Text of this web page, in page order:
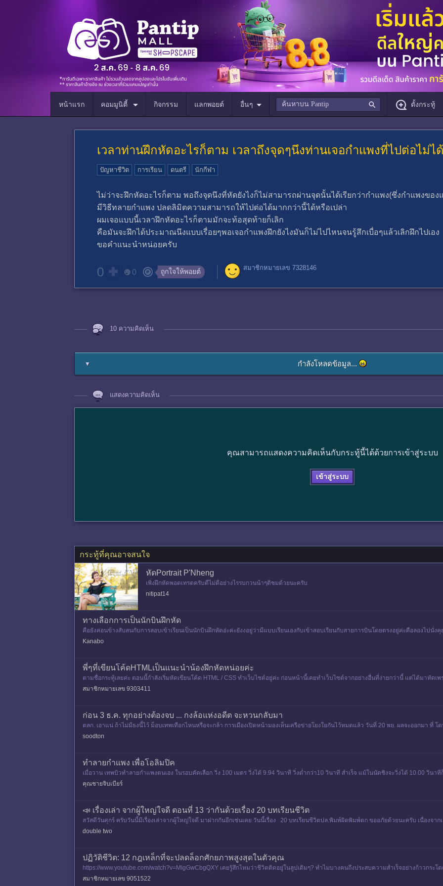
หน้าแรก คอมมูนิตี้ กิจกรรม แลกพอยต์ อื่นๆ ตั้งกระทู้
เวลาท่านฝึกหัดอะไรก็ตาม เวลาถึงจุดๆนึงท่านเจอกำแพงที่ไปต่อไม่
ปัญหาชีวิต การเรียน ดนตรี นักกีฬา
ไม่ว่าจะฝึกหัดอะไรก็ตาม พอถึงจุดนึงที่หัดยังไงก็ไม่สามารถผ่านจุดนั้นได้เรียกว่ากำแพง(ซึ่งกำแพงขอ
มีวิธีทลายกำแพง ปลดลิมิตความสามารถให้ไปต่อได้มากกว่านี้ได้หรือเปล่า
ผมเจอแบบนี้เวลาฝึกหัดอะไรก็ตามมักจะท้อสุดท้ายก็เลิก
คือมันจะฝึกได้ประมาณนึงแบบเรื่อยๆพอเจอกำแพงฝึกยังไงมันก็ไม่ไปไหนจนรู้สึกเบื่อๆแล้วเลิกฝึกไปเอง
ขอคำแนะนำหน่อยครับ
0 0 ถูกใจให้พอยต์ สมาชิกหมายเลข 7328146
10 ความคิดเห็น
▼ กำลังโหลดข้อมูล...
แสดงความคิดเห็น
คุณสามารถแสดงความคิดเห็นกับกระทู้นี้ได้ด้วยการเข้าสู่ระบบ
เข้าสู่ระบบ
กระทู้ที่คุณอาจสนใจ
หัดPortrait P'Nheng
เพิ่งฝึกหัดพอตเทรตครับดีไม่ดีอย่างไรรบกวนน้าๆติชมด้วยนะครับ
nitipat14
ทางเลือกการเป็นนักบินฝึกหัด
คือยังค่อนข้างสับสนกับการสอบเข้าเรียนเป็นนักบินฝึกหัดอ่ะค่ะยังงอยู่ว่ามีแบบเรียนเองกับเข้าสอบเรียนกับสายการบินโดยตรงอยู่ค่ะคือลองไปนั่
กเรียนกับสาย
Kanabo
พี่ๆที่เขียนโค้ดHTMLเป็นแนะนำน้องฝึกหัดหน่อยค่ะ
ตามชื่อกระทู้เลยค่ะ ตอนนี้กำลังเริ่มหัดเขียนโค้ด HTML / CSS ทำเว็บไซต์อยู่ค่ะ ก่อนหน้านี้เคยทำเว็บไซต์จากอย่างอื่นที่ง่ายกว่านี้ แต่ได้มาหัดเ
รงๆว่
สมาชิกหมายเลข 9303411
ก่อน 3 ธ.ค. ทุกอย่างต้องจบ ... กงล้อแห่งอดีต จะหวนกลับมา
ตลก. เอาแน่ ถ้าไม่มีธงนี้ไว้ ม็อบเทพเทือกไหนหรือจะกล้า การเมืองเปิดหน้ามองเห็นเครือข่ายโยงใยกันไว้หมดแล้ว วันที่ 20 พย. ผลจะออกมา ที่
เด็ดขาด แล
soodton
ทำลายกำแพง เพื่อโอลิมปิค
เมื่อวาน เทพบิวทำลายกำแพงตนเอง ในรอบคัดเลือก วิ่ง 100 เมตร วิ่งได้ 9.94 วินาที วิ่งต่ำกว่า10 วินาที สำเร็จ แม้ในนัดชิงจะวิ่งได้ 10.00 วินา
ห้เท
คุณชายจิบเบียร์
📣 เรื่องเล่า จากผู้ใหญ่ใจดี ตอนที่ 13 ว่ากันด้วยเรื่อง 20 บทเรียนชีวิต
สวัสดีวันศุกร์ ครับวันนี้มีเรื่องเล่าจากผู้ใหญ่ใจดี มาฝากกันอีกเช่นเคย วันนี้เรื่อง 20 บทเรียนชีวิตปล.พิมพ์ผิดพิมพ์ตก ขออภัยด้วยนะครับ เนื่องจากเ
double two
ปฏิวัติชีวิต: 12 กฎเหล็กที่จะปลดล็อกศักยภาพสูงสุดในตัวคุณ
https://www.youtube.com/watch?v=MIgGwCbgQXY เคยรู้สึกไหมว่าชีวิตติดอยู่ในลูปเดิมๆ? ทำไมบางคนถึงประสบความสำเร็จอย่างก้าวกร
งช่อง "ชีวิตติ
สมาชิกหมายเลข 9051522